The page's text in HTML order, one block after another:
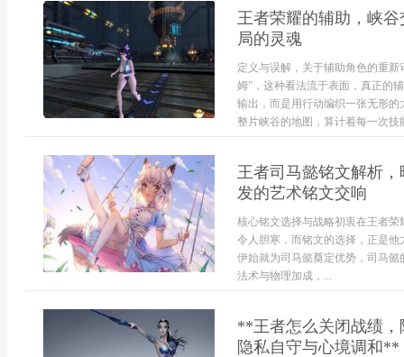
王者荣耀的辅助，峡
局的灵魂
定义与误解，关于辅助角色的重
姆”，这种看法流于表面，真正的
输出，而是用行动编织一张无形
整片峡谷的地图，算计着每一次技
王者司马懿铭文解析
发的艺术铭文交响
核心铭文选择与战略初衷在王者
令人胆寒，而铭文的选择，正是
伊始就为司马懿奠定优势，司马
法术与物理加成，...
**王者怎么关闭战绩
隐私自守与心境调和**